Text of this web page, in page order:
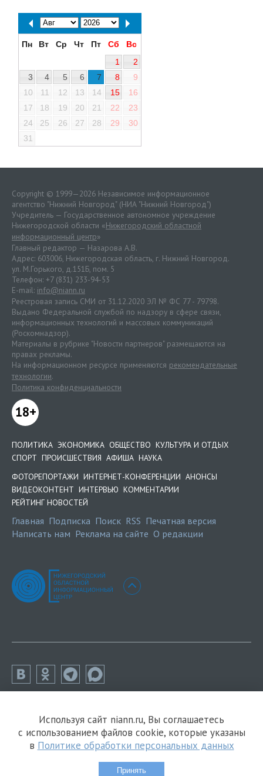
Пн Вт Ср Чт Пт Сб
Вс
1
2
3
4 5 6 7 8
9
10
11 12 13 14 15
16
17
18 19 20 21 22
23
24
25 26 27 28 29
30
31
Copyright © 1999—2026 Независимое информационное
агентство "Нижний Новгород" (НИА "Нижний Новгород")
Учредитель — Государственное автономное учреждение
Нижегородской области «Нижегородский областной
информационный центр»
Главный редактор — Назарова А.В.
Адрес: 603006, Нижегородская область, г. Нижний Новгород.
ул. М.Горького, д.151Б, пом. 5
Телефон: +7 (831) 233-94-53
E-mail: info@niann.ru
Реестровая запись СМИ от 31.12.2020 ЭЛ № ФС 77 - 79798.
Выдано Федеральной службой по надзору в сфере связи,
информационных технологий и массовых коммуникаций
(Роскомнадзор).
Материалы в рубрике "Новости партнеров" размещаются на
правах рекламы.
На информационном ресурсе применяются рекомендательные
технологии.
Политика конфиденциальности
18+
ПОЛИТИКА ЭКОНОМИКА ОБЩЕСТВО КУЛЬТУРА И ОТДЫХ
СПОРТ ПРОИСШЕСТВИЯ АФИША НАУКА
ФОТОРЕПОРТАЖИ ИНТЕРНЕТ-КОНФЕРЕНЦИИ АНОНСЫ
ВИДЕОКОНТЕНТ ИНТЕРВЬЮ КОММЕНТАРИИ
РЕЙТИНГ НОВОСТЕЙ
Главная Подписка Поиск RSS Печатная версия
Написать нам Реклама на сайте О редакции
Используя сайт niann.ru, Вы соглашаетесь
с использованием файлов cookie, которые указаны
в Политике обработки персональных данных
Принять